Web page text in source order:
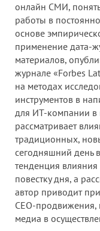
онлайн СМИ,
работы в
основе
применение дата-
материалов,
журнале «Forbes
на методах
инструментов в
для ИТ-компании в
рассматривает
традиционных,
сегодняшний день
тенденция
повестку дня, а
автор приводит
СЕО-продвижения,
медиа в